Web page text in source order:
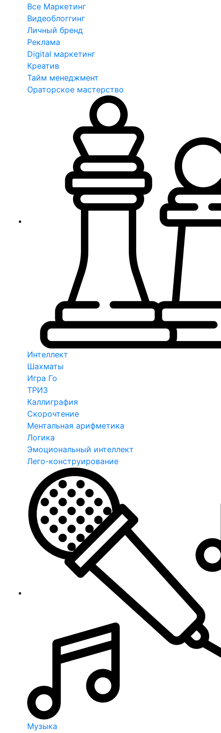
Все Маркетинг
Видеоблоггинг
Личный бренд
Реклама
Digital маркетинг
Креатив
Тайм менеджмент
Ораторское мастерство
Интеллект
Шахматы
Игра Го
ТРИЗ
Каллиграфия
Скорочтение
Ментальная арифметика
Логика
Эмоциональный интеллект
Лего-конструирование
Музыка